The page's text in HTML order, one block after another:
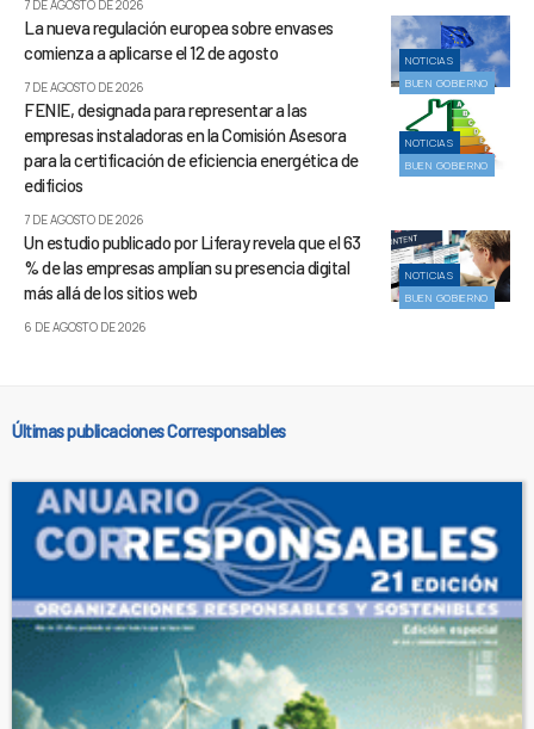
7 DE AGOSTO DE 2026
NOTICIAS
BUEN GOBIERNO
La nueva regulación europea sobre envases
comienza a aplicarse el 12 de agosto
7 DE AGOSTO DE 2026
NOTICIAS
BUEN GOBIERNO
FENIE, designada para representar a las
empresas instaladoras en la Comisión Asesora
para la certificación de eficiencia energética de
edificios
7 DE AGOSTO DE 2026
NOTICIAS
BUEN GOBIERNO
Un estudio publicado por Liferay revela que el 63
% de las empresas amplían su presencia digital
más allá de los sitios web
6 DE AGOSTO DE 2026
Últimas publicaciones Corresponsables